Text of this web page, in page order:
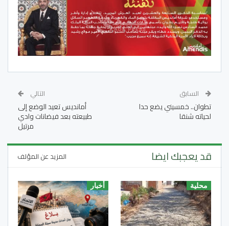
السابق
تطوان.. خمسيني يضع حدا
لحياته شنقا
التالي
أمانديس تعيد الوضع إلى
طبيعته بعد فيضانات وادي
مرتيل
قد يعجبك ايضا المزيد عن المؤلف
محلية أخبار